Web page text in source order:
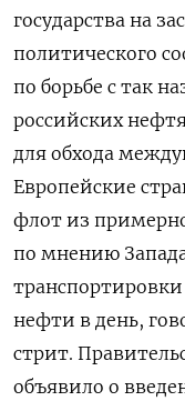
государства на
политического
по борьбе с так
российских
для обхода
Европейские
флот из
по мнению
нефти в день,
стрит.
объявило о